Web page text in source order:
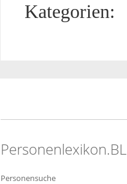
Kategorien:
Personenlexikon.BL
Personensuche